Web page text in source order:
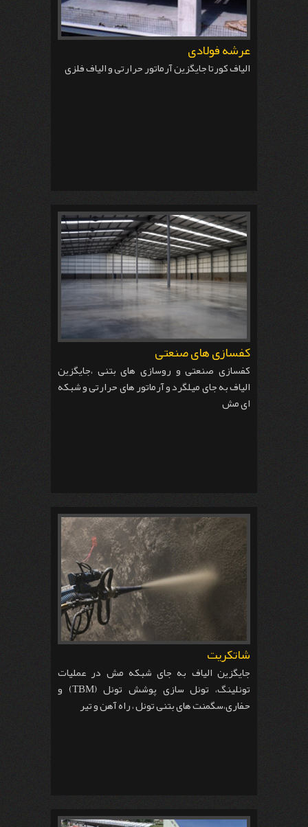
عرشه فولادی
الیاف کورتا جایگزین آرماتور حرارتی و الیاف فلزی
کفسازی های صنعتی
کفسازی صنعتی و روسازی های بتنی ،جایگزین
الیاف به جای میلگرد و آرماتور های حرارتی و شبکه
ای مش
شاتکریت
جایگزین الیاف به جای شبکه مش در عملیات
تونلینگ، تونل سازی پوشش تونل (TBM) و
حفاری،سگمنت های بتنی تونل ، راه آهن و تیر